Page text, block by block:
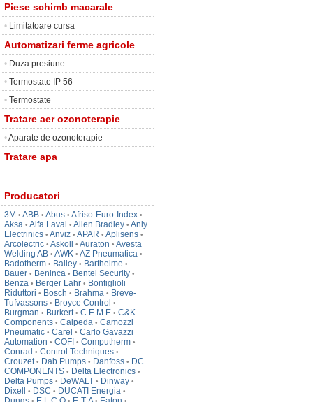
Piese schimb macarale
• Limitatoare cursa
Automatizari ferme agricole
• Duza presiune
• Termostate IP 56
• Termostate
Tratare aer ozonoterapie
•Aparate de ozonoterapie
Tratare apa
Producatori
3M • ABB • Abus • Afriso-Euro-Index •
Aksa • Alfa Laval • Allen Bradley • Anly
Electrinics • Anviz • APAR • Aplisens •
Arcolectric • Askoll • Auraton • Avesta
Welding AB • AWK • AZ Pneumatica •
Badotherm • Bailey • Barthelme •
Bauer • Beninca • Bentel Security •
Benza • Berger Lahr • Bonfiglioli
Riduttori • Bosch • Brahma • Breve-
Tufvassons • Broyce Control •
Burgman • Burkert • C E M E • C&K
Components • Calpeda • Camozzi
Pneumatic • Carel • Carlo Gavazzi
Automation • COFI • Computherm •
Conrad • Control Techniques •
Crouzet • Dab Pumps • Danfoss • DC
COMPONENTS • Delta Electronics •
Delta Pumps • DeWALT • Dinway •
Dixell • DSC • DUCATI Energia •